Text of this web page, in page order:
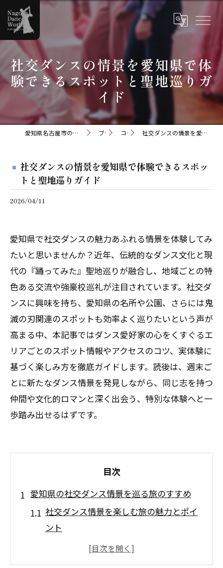
社交ダンスの情景を愛知県で体
験できるスポットと聖地巡りガ
イド
愛知県名古屋市の社交ダンスならナゴヤダンスワールド ブログ コラム 社交ダンスの情景を愛知県で体験できるスポットと聖地巡りガイド
社交ダンスの情景を愛知県で体験できるスポッ
トと聖地巡りガイド
2026/04/11
愛知県で社交ダンスの魅力あふれる情景を体験してみ
たいと思いませんか？近年、伝統的なダンス文化と現
代の『踊ってみた』聖地巡りが融合し、地域ごとの特
色ある交流や強豪校巡礼が注目されています。社交ダ
ンスに興味を持ち、愛知県の名所や公園、さらには鬼
滅の刃関連のスポットも効率よく巡りたいという声が
高まる中、本記事ではダンス愛好家の心をくすぐるエ
リアごとのスポット情報やアクセスのコツ、実体験に
基づく楽しみ方を徹底ガイドします。読後は、週末ご
とに新たなダンス情景を発見しながら、同じ志を持つ
仲間や文化的ロマンと深く出会う、特別な体験へと一
歩踏み出せるはずです。
目次
愛知県の社交ダンス情景を巡る旅のすすめ
社交ダンス情景を楽しむ旅の魅力とポイ
ント
愛知県で体験できる社交ダンスの風景案
内